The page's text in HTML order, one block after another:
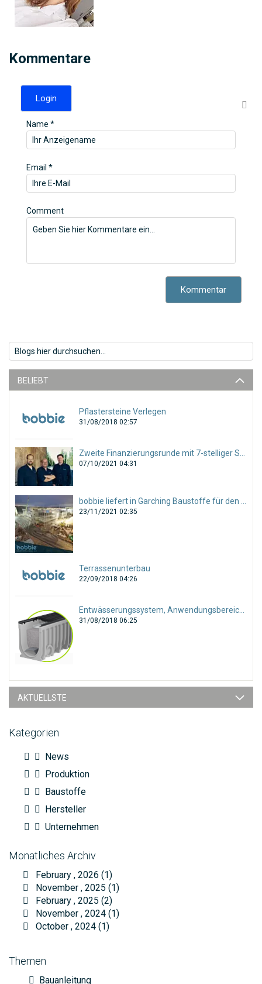
Kommentare
Login
Name *
Email *
Comment
Kommentar
BELIEBT
Pflastersteine Verlegen
31/08/2018 02:57
07/10/2021 04:31
23/11/2021 02:35
Terrassenunterbau
22/09/2018 04:26
31/08/2018 06:25
AKTUELLSTE
Kategorien
News
Produktion
Baustoffe
Hersteller
Unternehmen
Monatliches Archiv
February , 2026 (1)
November , 2025 (1)
February , 2025 (2)
November , 2024 (1)
October , 2024 (1)
Themen
Bauanleitung